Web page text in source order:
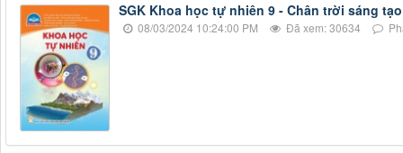
SGK Khoa học tự nhiên 9 - Chân trời sáng tạo
08/03/2024 10:24:00 PM Đã xem: 30634